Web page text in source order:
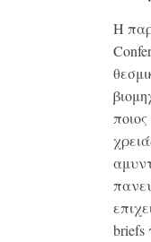
Η
briefs